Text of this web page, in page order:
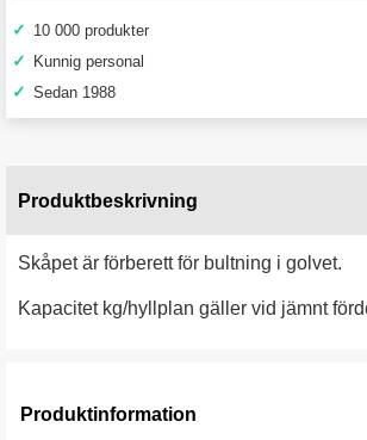
✓ 10 000 produkter
✓ Kunnig personal
✓ Sedan 1988
Produktbeskrivning
Skåpet är förberett för bultning i golvet.
Kapacitet kg/hyllplan gäller vid jämnt
Produktinformation